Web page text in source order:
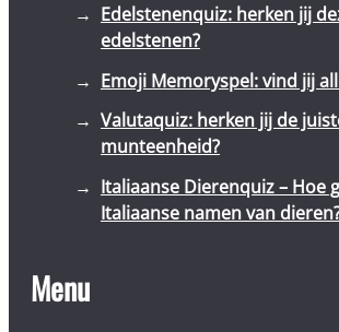
Edelstenenquiz: herken jij
edelstenen?
Emoji Memoryspel: vind jij
Valutaquiz: herken jij de
munteenheid?
Italiaanse Dierenquiz – Hoe
Italiaanse namen van
Menu